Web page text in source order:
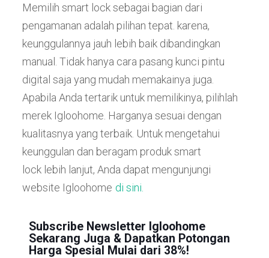
Memilih smart lock sebagai bagian dari
pengamanan adalah pilihan tepat. karena,
keunggulannya jauh lebih baik dibandingkan
manual. Tidak hanya cara pasang kunci pintu
digital saja yang mudah memakainya juga.
Apabila Anda tertarik untuk memilikinya, pilihlah
merek Igloohome. Harganya sesuai dengan
kualitasnya yang terbaik. Untuk mengetahui
keunggulan dan beragam produk smart
lock lebih lanjut, Anda dapat mengunjungi
website Igloohome di sini.
Subscribe Newsletter Igloohome
Sekarang Juga & Dapatkan Potongan
Harga Spesial Mulai dari 38%!